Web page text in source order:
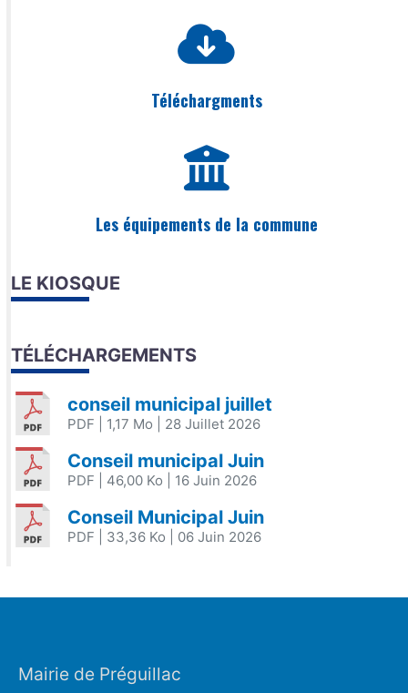
Téléchargments
Les équipements de la commune
LE KIOSQUE
TÉLÉCHARGEMENTS
conseil municipal juillet
PDF | 1,17 Mo | 28 Juillet 2026
Conseil municipal Juin
PDF | 46,00 Ko | 16 Juin 2026
Conseil Municipal Juin
PDF | 33,36 Ko | 06 Juin 2026
Mairie de Préguillac